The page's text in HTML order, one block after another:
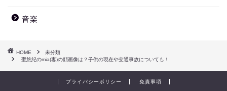
音楽
HOME
未分類
聖悠紀のmia(妻)の顔画像は？子供の現在や交通事故についても！
プライバシーポリシー 免責事項